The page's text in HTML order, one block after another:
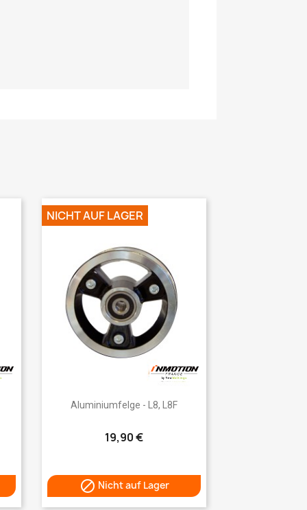
Vorschau
Aluminiumfelge - L8, L8F
19,90 €
 Nicht auf Lager
NICHT AUF LAGER